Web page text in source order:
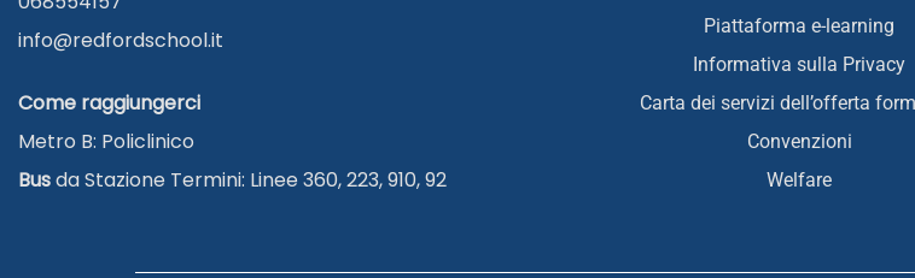
info@redfordschool.it
Come raggiungerci
Metro B: Policlinico
Busda Stazione Termini: Linee 360, 223, 910, 92
Piattaforma e-learning
Informativa sulla Privacy
Carta dei servizi dell’offerta
Convenzioni
Welfare